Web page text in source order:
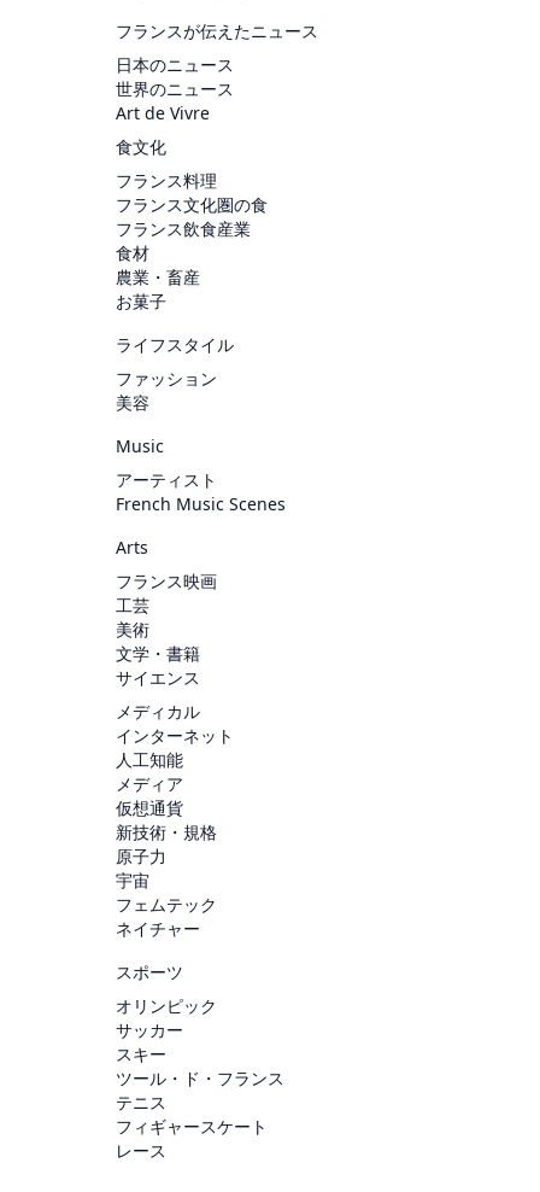
フランスが伝えたニュース
日本のニュース
世界のニュース
Art de Vivre
食文化
フランス料理
フランス文化圏の食
フランス飲食産業
食材
農業・畜産
お菓子
ライフスタイル
ファッション
美容
Music
アーティスト
French Music Scenes
Arts
フランス映画
工芸
美術
文学・書籍
サイエンス
メディカル
インターネット
人工知能
メディア
仮想通貨
新技術・規格
原子力
宇宙
フェムテック
ネイチャー
スポーツ
オリンピック
サッカー
スキー
ツール・ド・フランス
テニス
フィギャースケート
レース